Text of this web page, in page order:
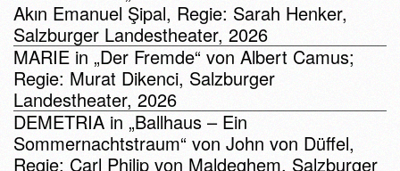
Akın Emanuel Şipal, Regie: Sarah Henker,
Salzburger Landestheater, 2026
MARIE in „Der Fremde“ von Albert Camus;
Regie: Murat Dikenci, Salzburger
Landestheater, 2026
DEMETRIA in „Ballhaus – Ein
Sommernachtstraum“ von John von Düffel,
Regie: Carl Philip von Maldeghem, Salzburger